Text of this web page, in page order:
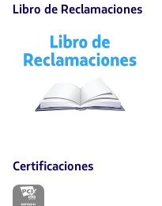
Libro de Reclamaciones
Certificaciones
El